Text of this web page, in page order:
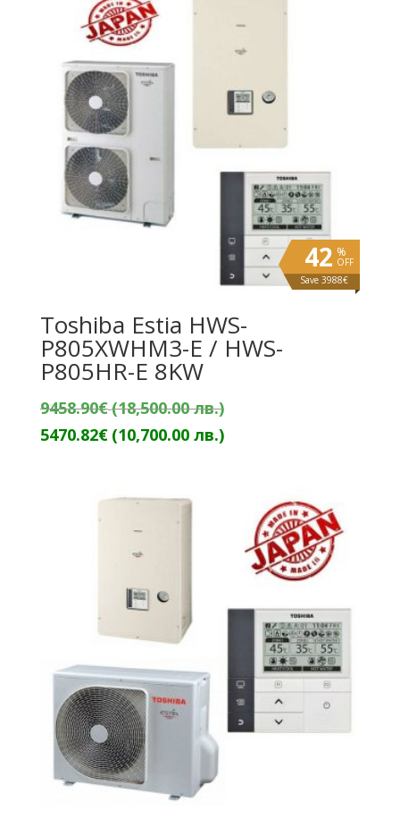
%
OFF
42
Save 3988€
Toshiba Estia HWS-
P805XWHM3-E / HWS-
P805HR-E 8KW
9458.90€(18,500.00 лв.)Original
price
(18,500.00
лв.).
5470.82€ (10,700.00 лв.)Текущата
5470.82€
(10,700.00
лв.).